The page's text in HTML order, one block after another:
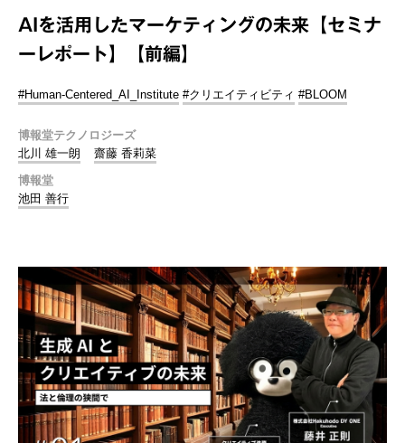
AIを活用したマーケティングの未来【セミナ
ーレポート】【前編】
#Human-Centered_AI_Institute #クリエイティビティ #BLOOM
博報堂テクノロジーズ
北川 雄一朗
齋藤 香莉菜
博報堂
池田 善行